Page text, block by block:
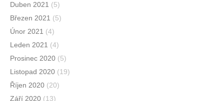
Duben 2021 (5)
Březen 2021 (5)
Únor 2021 (4)
Leden 2021 (4)
Prosinec 2020 (5)
Listopad 2020 (19)
Říjen 2020 (20)
Září 2020 (13)